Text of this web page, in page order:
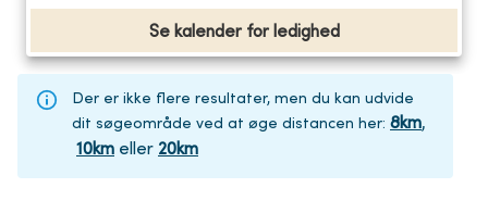
Se kalender for ledighed
Der er ikke flere resultater, men du kan udvide
dit søgeområde ved at øge distancen her: 8km,
10km eller 20km